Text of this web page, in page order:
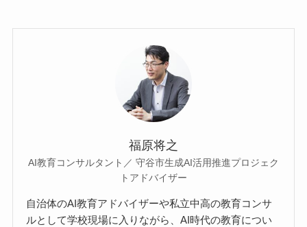
e
er
福原将之
AI教育コンサルタント／ 守谷市生成AI活用推進プロジェク
トアドバイザー
自治体のAI教育アドバイザーや私立中高の教育コンサ
ルとして学校現場に入りながら、AI時代の教育につい